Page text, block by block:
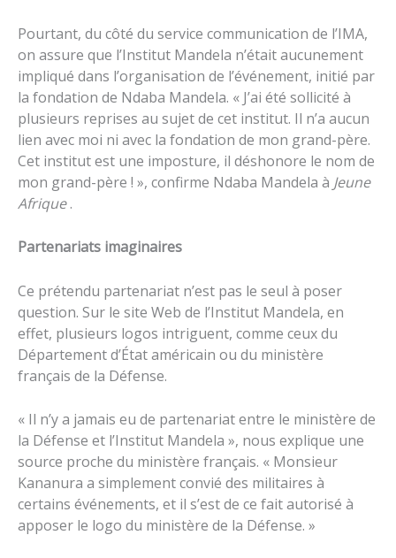
Pourtant, du côté du service communication de l’IMA,
on assure que l’Institut Mandela n’était aucunement
impliqué dans l’organisation de l’événement, initié par
la fondation de Ndaba Mandela. « J’ai été sollicité à
plusieurs reprises au sujet de cet institut. Il n’a aucun
lien avec moi ni avec la fondation de mon grand-père.
Cet institut est une imposture, il déshonore le nom de
mon grand-père ! », confirme Ndaba Mandela à Jeune
Afrique.
Partenariats imaginaires
Ce prétendu partenariat n’est pas le seul à poser
question. Sur le site Web de l’Institut Mandela, en
effet, plusieurs logos intriguent, comme ceux du
Département d’État américain ou du ministère
français de la Défense.
« Il n’y a jamais eu de partenariat entre le ministère de
la Défense et l’Institut Mandela », nous explique une
source proche du ministère français. « Monsieur
Kananura a simplement convié des militaires à
certains événements, et il s’est de ce fait autorisé à
apposer le logo du ministère de la Défense. »